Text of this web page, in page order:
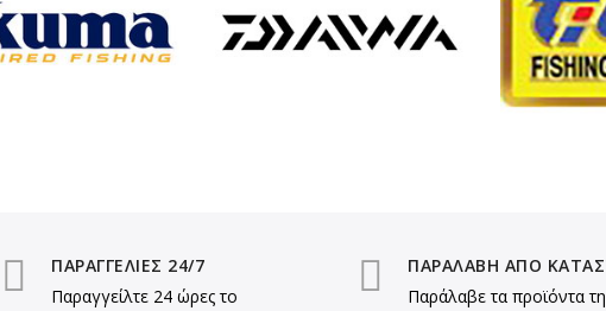
ΠΑΡΑΓΓΕΛΙΕΣ 24/7
Παραγγείλτε 24 ώρες το
ΠΑΡΑΛΑΒΗ ΑΠΟ
Παράλαβε τα προϊόντα